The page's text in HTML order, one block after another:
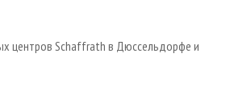
центров Schaffrath в Дюссельдорфе и